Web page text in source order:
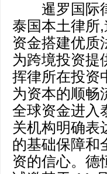
暹罗国际律
泰国本土律所
资金搭建优质
为跨境投资提
挥律所在投资
为资本的顺畅
全球资金进入
关机构明确表
的基础保障和
资的信心。德